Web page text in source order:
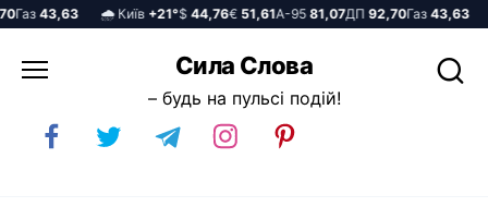
43,63 🌧️ Київ+21°$44,76€51,61А-9581,07ДП92,70Газ43,63
до
Сила Слова
– будь на пульсі подій!